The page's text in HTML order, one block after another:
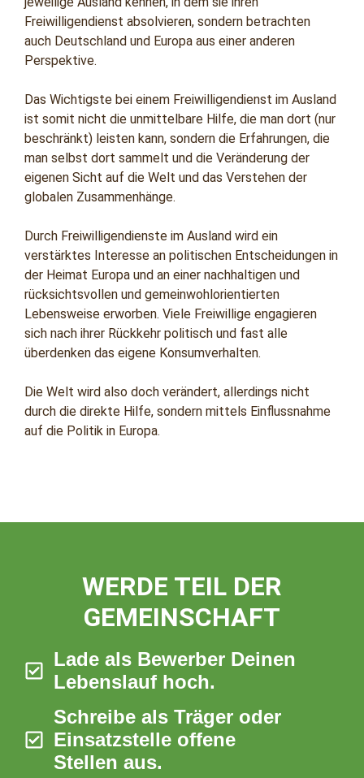
Freiwilligendienst absolvieren, sondern betrachten
auch Deutschland und Europa aus einer anderen
Perspektive.
Das Wichtigste bei einem Freiwilligendienst im Ausland
ist somit nicht die unmittelbare Hilfe, die man dort (nur
beschränkt) leisten kann, sondern die Erfahrungen, die
man selbst dort sammelt und die Veränderung der
eigenen Sicht auf die Welt und das Verstehen der
globalen Zusammenhänge.
Durch Freiwilligendienste im Ausland wird ein
verstärktes Interesse an politischen Entscheidungen in
der Heimat Europa und an einer nachhaltigen und
rücksichtsvollen und gemeinwohlorientierten
Lebensweise erworben. Viele Freiwillige engagieren
sich nach ihrer Rückkehr politisch und fast alle
überdenken das eigene Konsumverhalten.
Die Welt wird also doch verändert, allerdings nicht
durch die direkte Hilfe, sondern mittels Einflussnahme
auf die Politik in Europa.
WERDE TEIL DER
GEMEINSCHAFT
Lade als Bewerber Deinen
Lebenslauf hoch.
Schreibe als Träger oder
Einsatzstelle offene
Stellen aus.